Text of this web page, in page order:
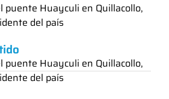
puente Huayculi en Quillacollo,
del país
puente Huayculi en Quillacollo,
del país